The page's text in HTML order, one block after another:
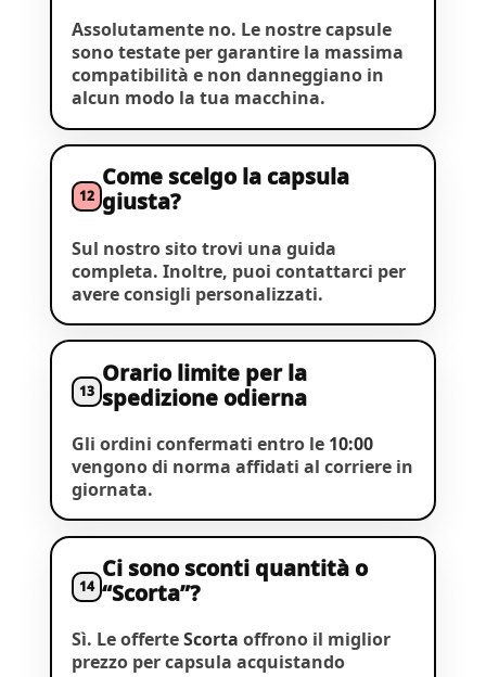
Assolutamente no. Le nostre capsule
sono testate per garantire la massima
compatibilità e non danneggiano in
alcun modo la tua macchina.
12
Come scelgo la capsula
giusta?
Sul nostro sito trovi una guida
completa. Inoltre, puoi contattarci per
avere consigli personalizzati.
13
Orario limite per la
spedizione odierna
Gli ordini confermati entro le 10:00
vengono di norma affidati al corriere in
giornata.
14
Ci sono sconti quantità o
“Scorta”?
Sì. Le offerteScorta offrono il miglior
prezzo per capsula acquistando